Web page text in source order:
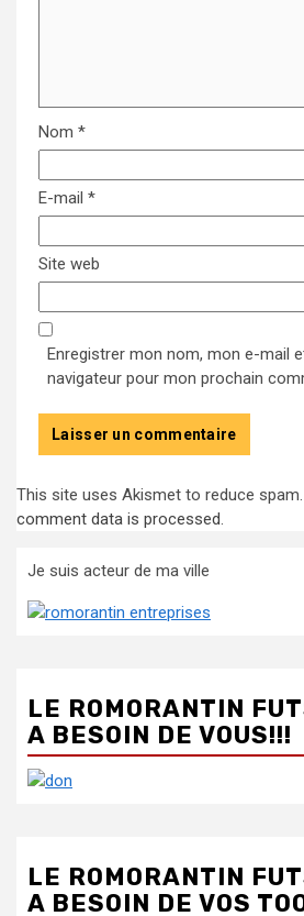
Nom *
E-mail *
Site web
Enregistrer mon nom, mon e-mail
navigateur pour mon prochain
This site uses Akismet to reduce spam.
comment data is processed.
Je suis acteur de ma ville
LE ROMORANTIN
A BESOIN DE VOUS!!!
LE ROMORANTIN
A BESOIN DE VOS